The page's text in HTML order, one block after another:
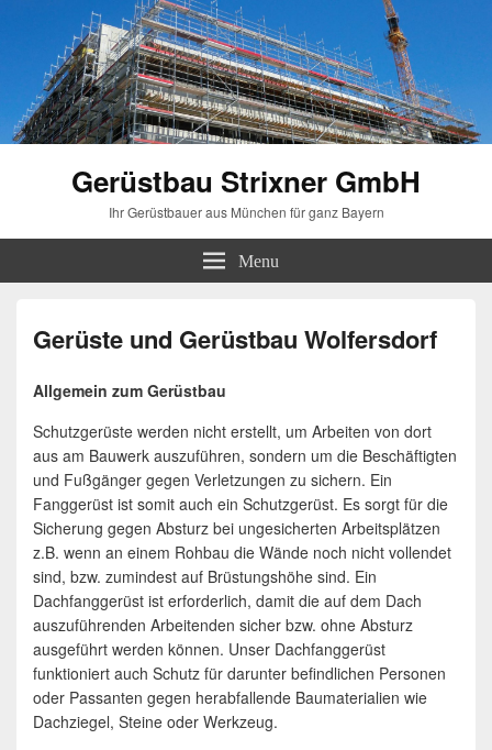
Gerüstbau Strixner GmbH
Ihr Gerüstbauer aus München für ganz Bayern
Menu
Gerüste und Gerüstbau Wolfersdorf
Allgemein zum Gerüstbau
Schutzgerüste werden nicht erstellt, um Arbeiten von dort
aus am Bauwerk auszuführen, sondern um die Beschäftigten
und Fußgänger gegen Verletzungen zu sichern. Ein
Fanggerüst ist somit auch ein Schutzgerüst. Es sorgt für die
Sicherung gegen Absturz bei ungesicherten Arbeitsplätzen
z.B. wenn an einem Rohbau die Wände noch nicht vollendet
sind, bzw. zumindest auf Brüstungshöhe sind. Ein
Dachfanggerüst ist erforderlich, damit die auf dem Dach
auszuführenden Arbeitenden sicher bzw. ohne Absturz
ausgeführt werden können. Unser Dachfanggerüst
funktioniert auch Schutz für darunter befindlichen Personen
oder Passanten gegen herabfallende Baumaterialien wie
Dachziegel, Steine oder Werkzeug.